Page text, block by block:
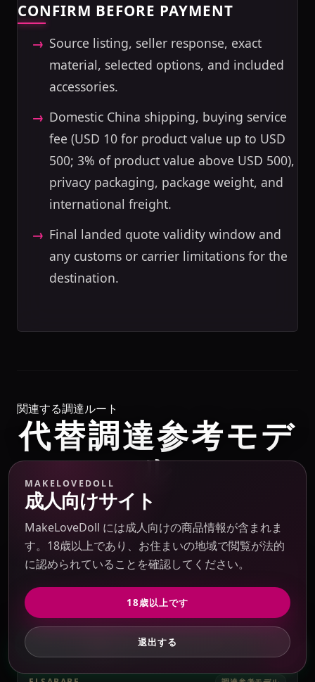
CONFIRM BEFORE PAYMENT
Source listing, seller response, exact
material, selected options, and included
accessories.
Domestic China shipping, buying service
fee (USD 10 for product value up to USD
500; 3% of product value above USD 500),
privacy packaging, package weight, and
international freight.
Final landed quote validity window and
any customs or carrier limitations for the
destination.
関連する調達ルート
代替調達参考モデ
ル
同ブランド / 供給元系列
MAKELOVEDOLL
GET PRIVATE QUOTE
MAKELOVEDOLL
成人向けサイト
MakeLoveDoll には成人向けの商品情報が含まれま
す。18歳以上であり、お住まいの地域で閲覧が法的
に認められていることを確認してください。
18歳以上です
退出する